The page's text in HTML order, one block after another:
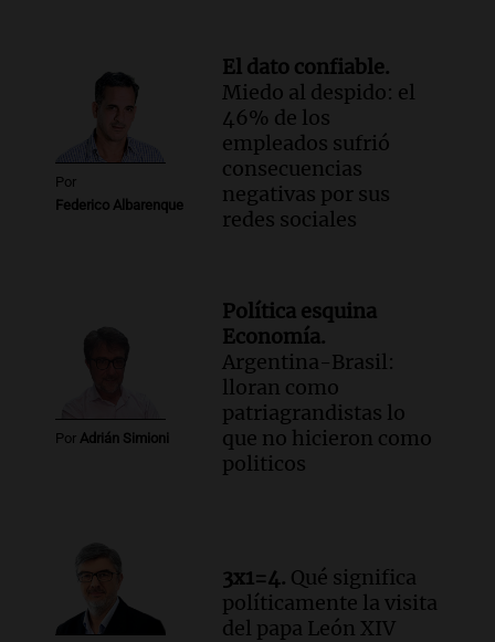
Por
Federico Albarenque
El dato confiable.
Miedo al despido: el
46% de los
empleados sufrió
consecuencias
negativas por sus
redes sociales
Por Adrián Simioni
Política esquina
Economía.
Argentina-Brasil:
lloran como
patriagrandistas lo
que no hicieron como
politicos
3x1=4. Qué significa
políticamente la visita
del papa León XIV